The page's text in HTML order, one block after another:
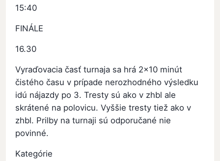
15:40
FINÁLE
16.30
Vyraďovacia časť turnaja sa hrá 2x10 minút
čistého času v prípade nerozhodného výsledku
idú nájazdy po 3. Tresty sú ako v zhbl ale
skrátené na polovicu. Vyššie tresty tiež ako v
zhbl. Prilby na turnaji sú odporučané nie
povinné.
Kategórie